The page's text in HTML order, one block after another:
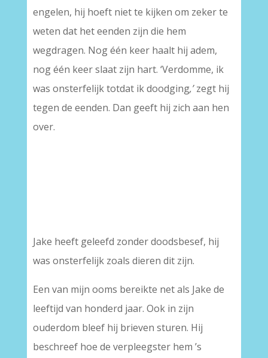
engelen, hij hoeft niet te kijken om zeker te
weten dat het eenden zijn die hem
wegdragen. Nog één keer haalt hij adem,
nog één keer slaat zijn hart. ‘Verdomme, ik
was onsterfelijk totdat ik doodging,’zegt hij
tegen de eenden. Dan geeft hij zich aan hen
over.
Jake heeft geleefd zonder doodsbesef, hij
was onsterfelijk zoals dieren dit zijn.
Een van mijn ooms bereikte net als Jake de
leeftijd van honderd jaar. Ook in zijn
ouderdom bleef hij brieven sturen. Hij
beschreef hoe de verpleegster hem ’s